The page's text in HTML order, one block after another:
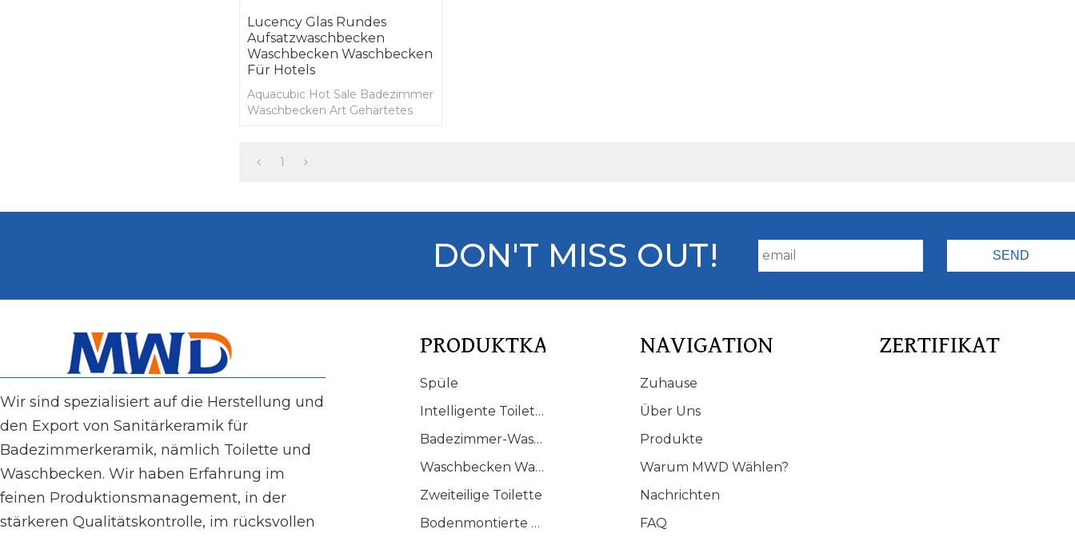
Lucency Glas Rundes
Aufsatzwaschbecken
Waschbecken Waschbecken
Für Hotels
Aquacubic Hot Sale Badezimmer
Waschbecken Art Gehärtetes
1
DON'T MISS OUT!
Wir sind spezialisiert auf die Herstellung und
den Export von Sanitärkeramik für
Badezimmerkeramik, nämlich Toilette und
Waschbecken. Wir haben Erfahrung im
feinen Produktionsmanagement, in der
stärkeren Qualitätskontrolle, im rücksvollen
PRODUKTKATALOG
Spüle
Intelligente Toilette
Badezimmer-Waschtisch
Waschbecken Waschbecken
Zweiteilige Toilette
Bodenmontierte Toilette
NAVIGATION
Zuhause
Über Uns
Produkte
Warum MWD Wählen?
Nachrichten
FAQ
ZERTIFIKAT